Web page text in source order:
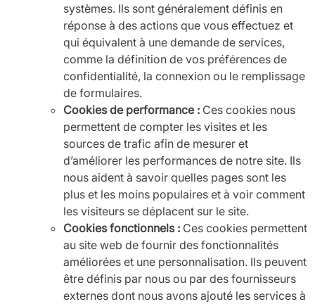
systèmes. Ils sont généralement définis en
réponse à des actions que vous effectuez et
qui équivalent à une demande de services,
comme la définition de vos préférences de
confidentialité, la connexion ou le remplissage
de formulaires.
Cookies de performance : Ces cookies nous
permettent de compter les visites et les
sources de trafic afin de mesurer et
d’améliorer les performances de notre site. Ils
nous aident à savoir quelles pages sont les
plus et les moins populaires et à voir comment
les visiteurs se déplacent sur le site.
Cookies fonctionnels : Ces cookies permettent
au site web de fournir des fonctionnalités
améliorées et une personnalisation. Ils peuvent
être définis par nous ou par des fournisseurs
externes dont nous avons ajouté les services à